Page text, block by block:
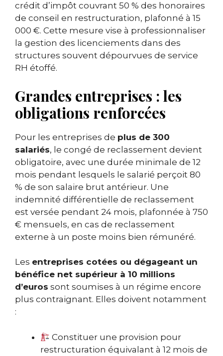
crédit d’impôt couvrant 50 % des honoraires
de conseil en restructuration, plafonné à 15
000 €. Cette mesure vise à professionnaliser
la gestion des licenciements dans des
structures souvent dépourvues de service
RH étoffé.
Grandes entreprises : les
obligations renforcées
Pour les entreprises de plus de 300
salariés, le congé de reclassement devient
obligatoire, avec une durée minimale de 12
mois pendant lesquels le salarié perçoit 80
% de son salaire brut antérieur. Une
indemnité différentielle de reclassement
est versée pendant 24 mois, plafonnée à 750
€ mensuels, en cas de reclassement
externe à un poste moins bien rémunéré.
Les entreprises cotées ou dégageant un
bénéfice net supérieur à 10 millions
d’euros sont soumises à un régime encore
plus contraignant. Elles doivent notamment
:
Constituer une provision pour
restructuration équivalant à 12 mois de